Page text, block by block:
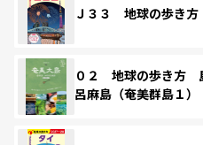
Ｊ３３ 地球の歩き
０２ 地球の歩き方
呂麻島（奄美群島１